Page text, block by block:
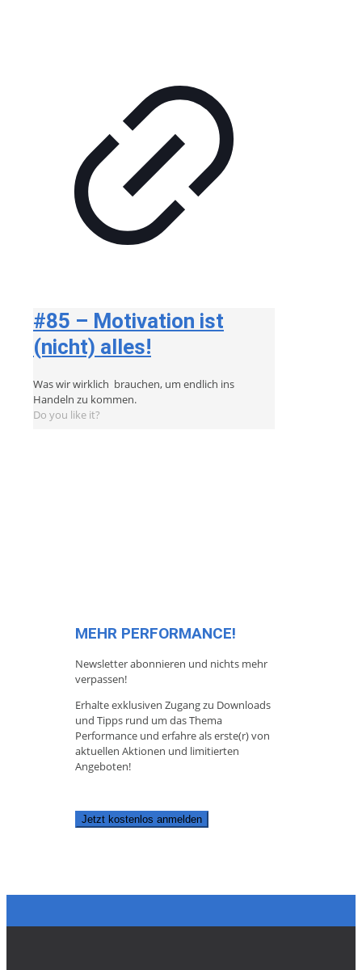
#85 – Motivation ist
(nicht) alles!
Was wir wirklich brauchen, um endlich ins
Handeln zu kommen.
Do you like it?
MEHR PERFORMANCE!
Newsletter abonnieren und nichts mehr
verpassen!
Erhalte exklusiven Zugang zu Downloads
und Tipps rund um das Thema
Performance und erfahre als erste(r) von
aktuellen Aktionen und limitierten
Angeboten!
Jetzt kostenlos anmelden